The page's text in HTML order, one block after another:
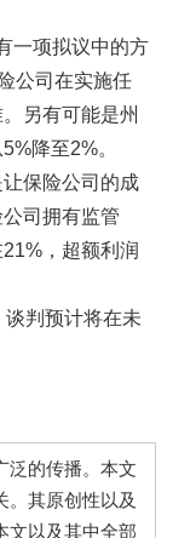
一项拟议中的方
公司在实施任
另有可能是州
降至2%。
保险公司的成
司拥有监管
，超额利润
判预计将在未
的传播。本文
。其原创性以及
文以及其中全部